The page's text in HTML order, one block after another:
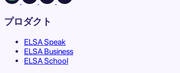
プロダクト
ELSA Speak
ELSA Business
ELSA School